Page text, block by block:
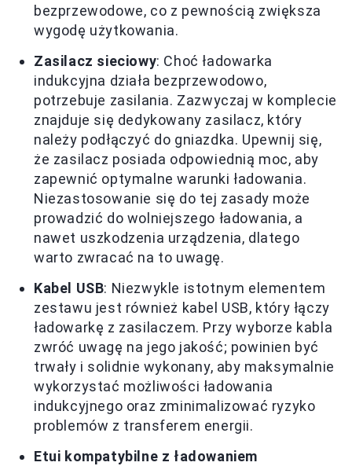
bezprzewodowe, co z pewnością zwiększa
wygodę użytkowania.
Zasilacz sieciowy: Choć ładowarka
indukcyjna działa bezprzewodowo,
potrzebuje zasilania. Zazwyczaj w komplecie
znajduje się dedykowany zasilacz, który
należy podłączyć do gniazdka. Upewnij się,
że zasilacz posiada odpowiednią moc, aby
zapewnić optymalne warunki ładowania.
Niezastosowanie się do tej zasady może
prowadzić do wolniejszego ładowania, a
nawet uszkodzenia urządzenia, dlatego
warto zwracać na to uwagę.
Kabel USB: Niezwykle istotnym elementem
zestawu jest również kabel USB, który łączy
ładowarkę z zasilaczem. Przy wyborze kabla
zwróć uwagę na jego jakość; powinien być
trwały i solidnie wykonany, aby maksymalnie
wykorzystać możliwości ładowania
indukcyjnego oraz zminimalizować ryzyko
problemów z transferem energii.
Etui kompatybilne z ładowaniem